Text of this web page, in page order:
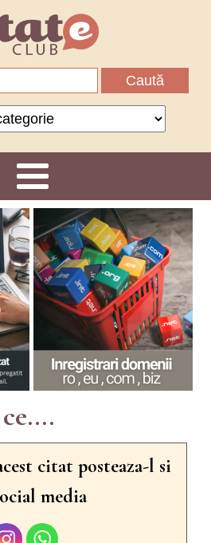
citat posteaza-l si
media